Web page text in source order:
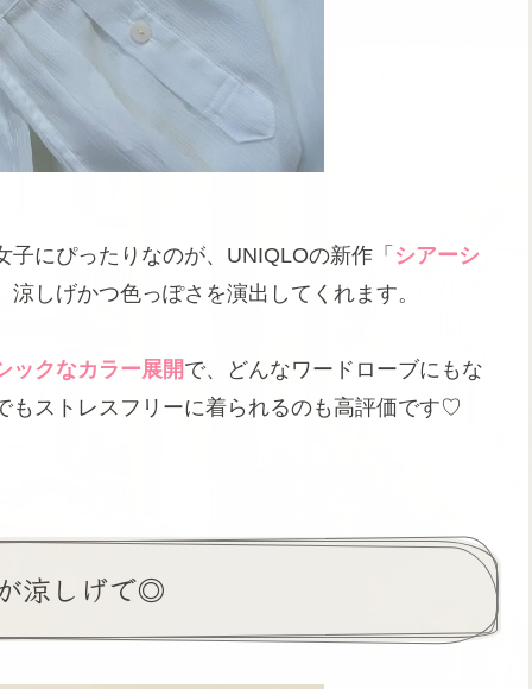
にぴったりなのが、UNIQLOの新作「 シアーシ
しげかつ色っぽさを演出してくれます。
ックなカラー展開で、どんなワードローブにもな
もストレスフリーに着られるのも高評価です♡
涼しげで◎